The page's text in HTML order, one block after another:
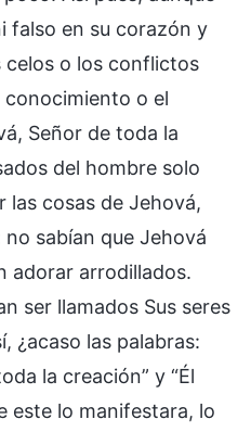
falso en su corazón y
celos o los conflictos
conocimiento o el
Señor de toda la
del hombre solo
las cosas de Jehová,
sabían que Jehová
adorar arrodillados.
ser llamados Sus seres
¿acaso las palabras:
la creación” y “Él
este lo manifestara, lo